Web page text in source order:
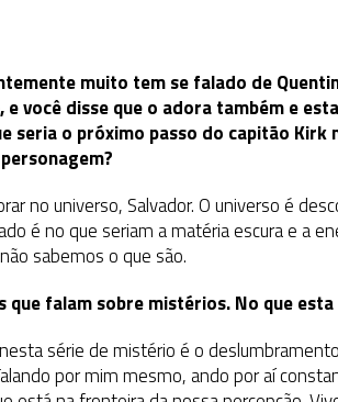
muito tem se falado de
você disse que o adora também e
seria o próximo passo do capitão Kirk
no universo, Salvador. O universo é
é no que seriam a matéria escura e a
sabemos o que são.
que falam sobre mistérios. No que
série de mistério é o
por mim mesmo, ando por aí